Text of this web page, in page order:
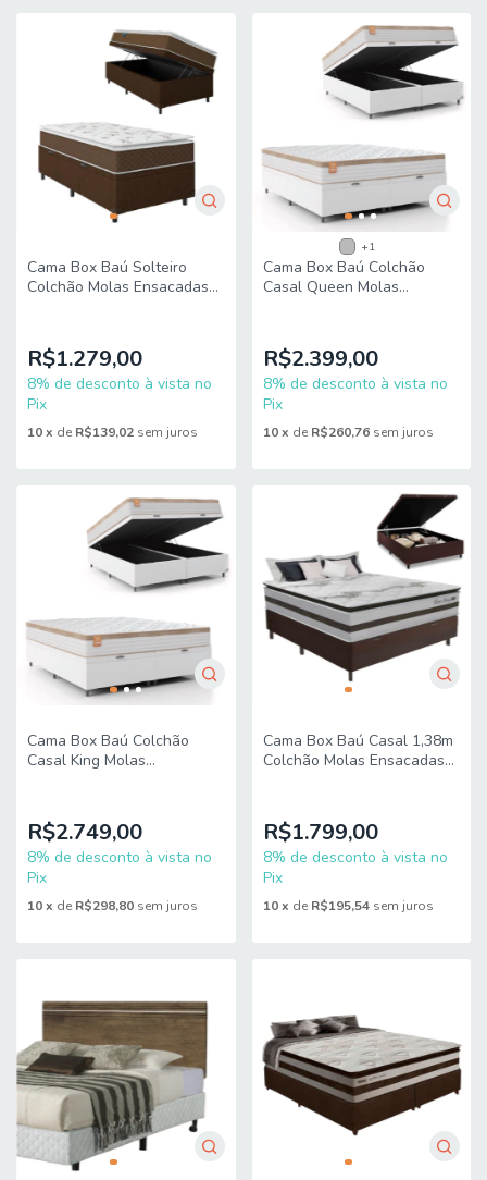
Cama Box Baú Solteiro
Colchão Molas Ensacadas
Marrom/Branco Umaflex
R$1.279,00
8% de desconto à vista no
Pix
10x de R$139,02 sem juros
+1
Cama Box Baú Colchão
Casal Queen Molas
R$2.399,00
8% de desconto à vista no
Pix
10 x de R$260,76 sem juros
Cama Box Baú Colchão
Casal King Molas
R$2.749,00
8% de desconto à vista no
Pix
10x de R$298,80 sem juros
Cama Box Baú Casal 1,38m
Colchão Molas Ensacadas
R$1.799,00
8% de desconto à vista no
Pix
10 x de R$195,54 sem juros